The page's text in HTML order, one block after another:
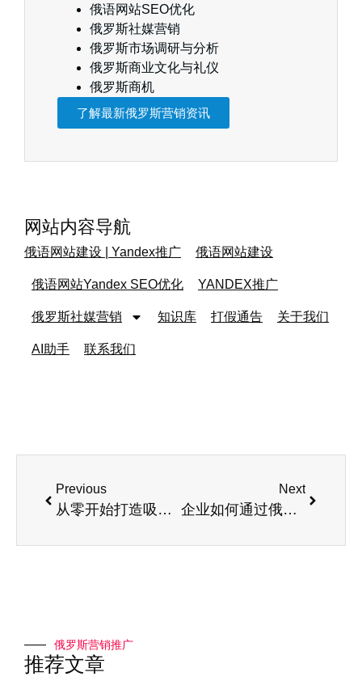
俄语网站SEO优化
俄罗斯社媒营销
俄罗斯市场调研与分析
俄罗斯商业文化与礼仪
俄罗斯商机
了解最新俄罗斯营销资讯
网站内容导航
俄语网站建设 | Yandex推广 俄语网站建设
俄语网站Yandex SEO优化 YANDEX推广
俄罗斯社媒营销 知识库 打假通告 关于我们
AI助手 联系我们
Previous
从零开始打造吸引俄罗斯客户的高效网站
Next
企业如何通过俄语网站开发增加海外订单量
俄罗斯营销推广
推荐文章